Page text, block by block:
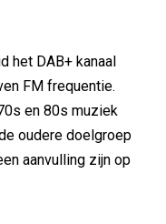
het DAB+ kanaal
FM frequentie.
en 80s muziek
oudere doelgroep
aanvulling zijn op